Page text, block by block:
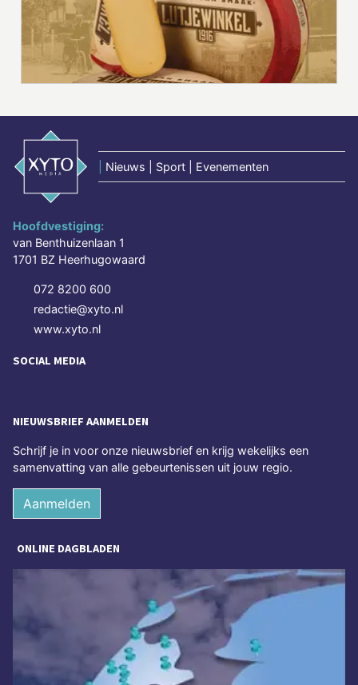
Nieuws | Sport | Evenementen
Hoofdvestiging:
van Benthuizenlaan 1
1701 BZ Heerhugowaard
072 8200 600
redactie@xyto.nl
www.xyto.nl
SOCIAL MEDIA
NIEUWSBRIEF AANMELDEN
Schrijf je in voor onze nieuwsbrief en krijg wekelijks een
samenvatting van alle gebeurtenissen uit jouw regio.
Aanmelden
ONLINE DAGBLADEN